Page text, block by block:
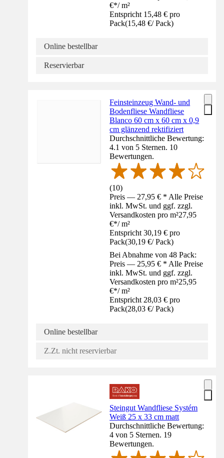
€*/ m²
Entspricht 15,48 € pro
Pack(15,48 €/ Pack)
Online bestellbar
Reservierbar
Feinsteinzeug Wand- und
Bodenfliese Wandfliese
Blanco 60 cm x 60 cm x 0,9
cm glänzend rektifiziert
Durchschnittliche Bewertung:
4.1 von 5 Sternen. 10
Bewertungen.
(10)
Preis — 27,95 € * Alle Preise
inkl. MwSt. und ggf. zzgl.
Versandkosten pro m²27,95
€*/ m²
Entspricht 30,19 € pro
Pack(30,19 €/ Pack)
Bei Abnahme von 48 Pack:
Preis — 25,95 € * Alle Preise
inkl. MwSt. und ggf. zzgl.
Versandkosten pro m²25,95
€*/ m²
Entspricht 28,03 € pro
Pack(28,03 €/ Pack)
Online bestellbar
Z.Zt. nicht reservierbar
Steingut Wandfliese Systém
Weiß 25 x 33 cm matt
Durchschnittliche Bewertung:
4 von 5 Sternen. 19
Bewertungen.